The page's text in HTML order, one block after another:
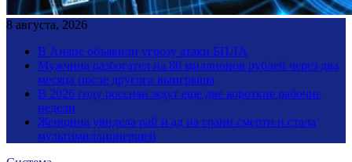
8 августа, 2026
В Анапе объявили угрозу атаки БПЛА
Мужчина разбогател на 80 миллионов рублей через два
месяца после другого выигрыша
В 2026 году россиян ждут еще две короткие рабочие
недели
Женщина увидела рай и ад на грани смерти и стала
мультимиллионершей